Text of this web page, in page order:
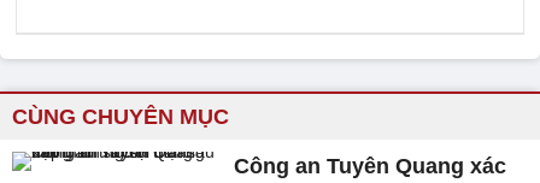
CÙNG CHUYÊN MỤC
Công an Tuyên Quang xác